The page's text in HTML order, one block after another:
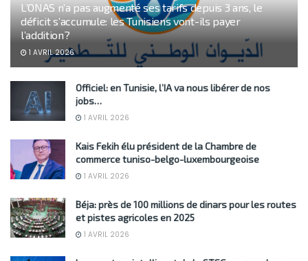
L’ONAS n’a pas augmenté ses tarifs depuis 3 ans, le
déficit s’accumule: les Tunisiens vont-ils payer
l’addition?
1 AVRIL 2026
Officiel: en Tunisie, l’IA va nous libérer de nos
jobs…
1 AVRIL 2026
Kais Fekih élu président de la Chambre de
commerce tuniso-belgo-luxembourgeoise
1 AVRIL 2026
Béja: près de 100 millions de dinars pour les routes
et pistes agricoles en 2025
1 AVRIL 2026